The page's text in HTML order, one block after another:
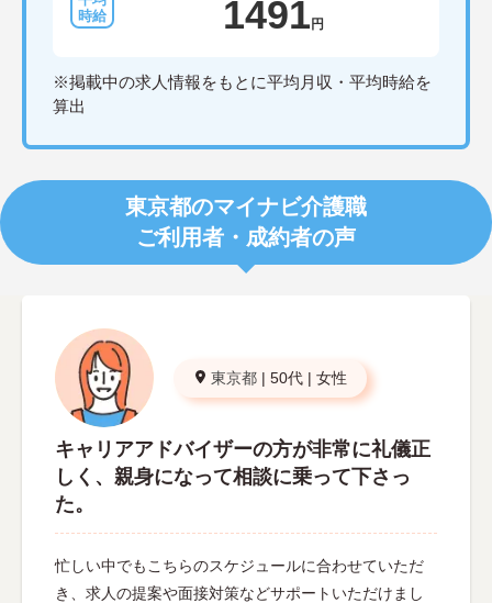
1491 円
※掲載中の求人情報をもとに平均月収・平均時給を
算出
東京都のマイナビ介護職
ご利用者・成約者の声
東京都 | 50代 | 女性
キャリアアドバイザーの方が非常に礼儀正
しく、親身になって相談に乗って下さっ
た。
忙しい中でもこちらのスケジュールに合わせていただ
き、求人の提案や面接対策などサポートいただけまし